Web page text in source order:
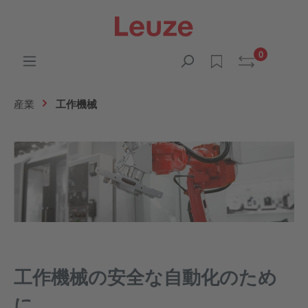
0
産業 工作機械
工作機械の安全な自動化のため